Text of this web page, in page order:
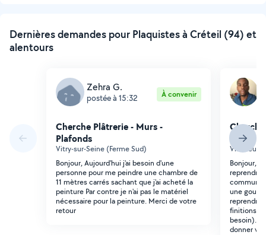
Dernières demandes pour Plaquistes à Créteil (94) et
alentours
Zehra G.
postée à 15:32 À convenir
Cherche Plâtrerie - Murs -
Plafonds
Vitry-sur-Seine (Ferme Sud)
Bonjour, Aujourd'hui j'ai besoin d'une
personne pour me peindre une chambre de
11 mètres carrés sachant que j'ai acheté la
peinture Par contre je n'ai pas le matériel
nécessaire pour la peinture. Merci de votre
retour
Plafonds
Bonjour,
reprendre
une
reprendre
finitions
besoin).
donner